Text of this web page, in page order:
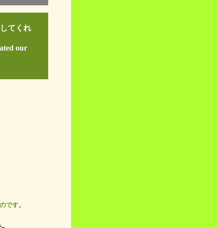
てくれ
our
です。